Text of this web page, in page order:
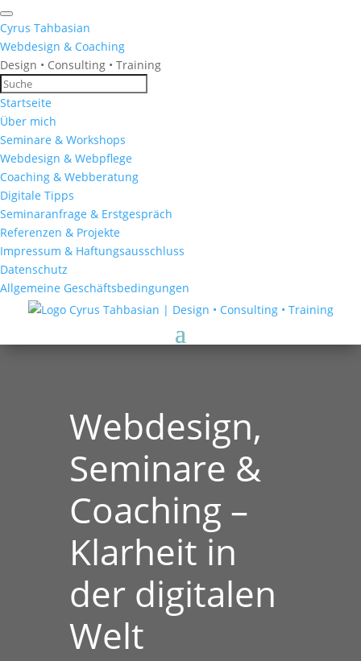
Cyrus Tahbasian
Webdesign & Coaching
Design • Consulting • Training
Startseite
Über mich
Seminare & Workshops
Webdesign & Webpflege
Coaching & Webberatung
Digitale Tipps
Seminaranfrage & Erstgespräch
Referenzen & Projekte
Impressum & Haftungsausschluss
Datenschutz
Allgemeine Geschäftsbedingungen
Webdesign,
Seminare &
Coaching –
Klarheit in
der digitalen
Welt